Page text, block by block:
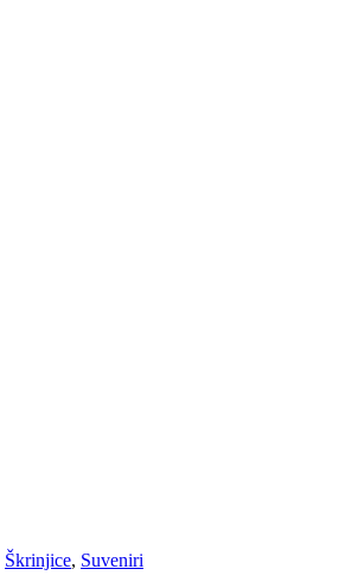
Škrinjice, Suveniri